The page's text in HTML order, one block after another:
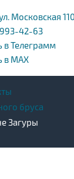
Московская
42-63
в Телеграмм
в MAX
бруса
Загуры